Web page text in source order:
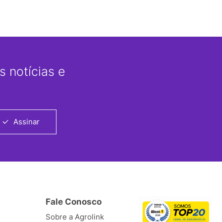
notícias e
Assinar
Fale Conosco
Sobre a Agrolink